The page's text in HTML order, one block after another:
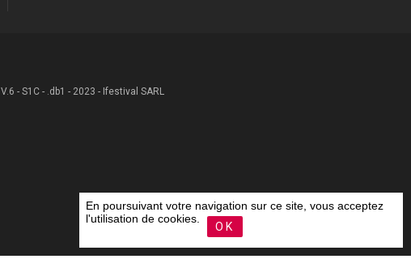
V.6 - S1C - .db1 - 2023 - Ifestival SARL
En poursuivant votre navigation sur ce site, vous acceptez
l'utilisation de cookies.
OK